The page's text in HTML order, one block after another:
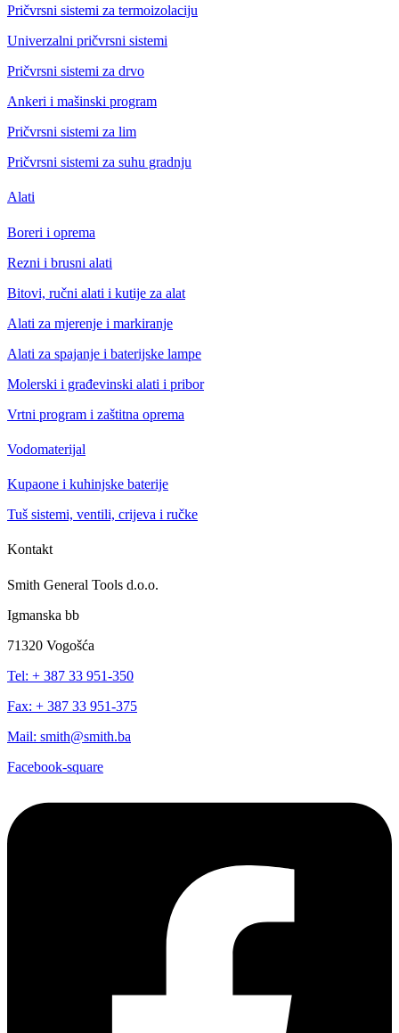
Pričvrsni sistemi za termoizolaciju
Univerzalni pričvrsni sistemi
Pričvrsni sistemi za drvo
Ankeri i mašinski program
Pričvrsni sistemi za lim
Pričvrsni sistemi za suhu gradnju
Alati
Boreri i oprema
Rezni i brusni alati
Bitovi, ručni alati i kutije za alat
Alati za mjerenje i markiranje
Alati za spajanje i baterijske lampe
Molerski i građevinski alati i pribor
Vrtni program i zaštitna oprema
Vodomaterijal
Kupaone i kuhinjske baterije
Tuš sistemi, ventili, crijeva i ručke
Kontakt
Smith General Tools d.o.o.
Igmanska bb
71320 Vogošća
Tel: + 387 33 951-350
Fax: + 387 33 951-375
Mail: smith@smith.ba
Facebook-square